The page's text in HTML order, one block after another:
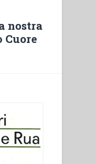
nostra
Cuore